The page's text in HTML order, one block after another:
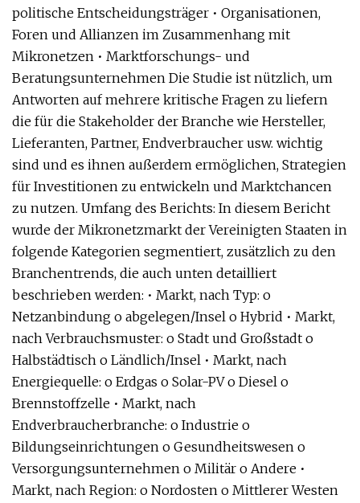
politische Entscheidungsträger • Organisationen,
Foren und Allianzen im Zusammenhang mit
Mikronetzen • Marktforschungs- und
Beratungsunternehmen Die Studie ist nützlich, um
Antworten auf mehrere kritische Fragen zu liefern
die für die Stakeholder der Branche wie Hersteller,
Lieferanten, Partner, Endverbraucher usw. wichtig
sind und es ihnen außerdem ermöglichen, Strategien
für Investitionen zu entwickeln und Marktchancen
zu nutzen. Umfang des Berichts: In diesem Bericht
wurde der Mikronetzmarkt der Vereinigten Staaten in
folgende Kategorien segmentiert, zusätzlich zu den
Branchentrends, die auch unten detailliert
beschrieben werden: • Markt, nach Typ: o
Netzanbindung o abgelegen/Insel o Hybrid • Markt,
nach Verbrauchsmuster: o Stadt und Großstadt o
Halbstädtisch o Ländlich/Insel • Markt, nach
Energiequelle: o Erdgas o Solar-PV o Diesel o
Brennstoffzelle • Markt, nach
Endverbraucherbranche: o Industrie o
Bildungseinrichtungen o Gesundheitswesen o
Versorgungsunternehmen o Militär o Andere •
Markt, nach Region: o Nordosten o Mittlerer Westen